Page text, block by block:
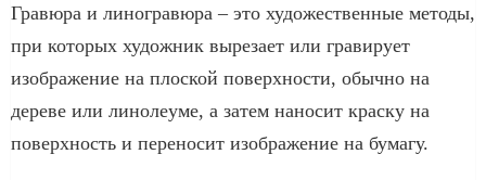
Гравюра и линогравюра – это художественные методы,
при которых художник вырезает или гравирует
изображение на плоской поверхности, обычно на
дереве или линолеуме, а затем наносит краску на
поверхность и переносит изображение на бумагу.